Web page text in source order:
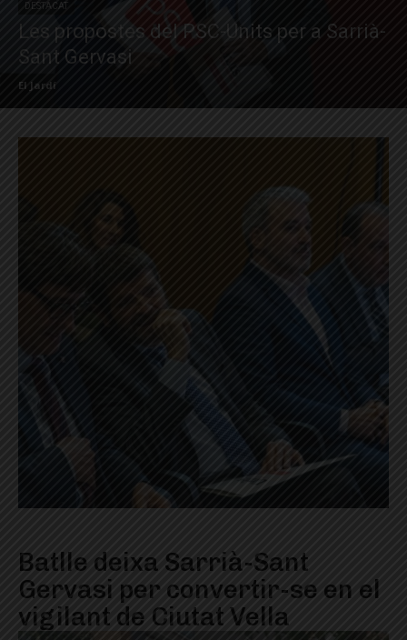
DESTACAT
Les propostes del PSC-Units per a Sarrià-
Sant Gervasi
El Jardí
Batlle deixa Sarrià-Sant
Gervasi per convertir-se en el
vigilant de Ciutat Vella